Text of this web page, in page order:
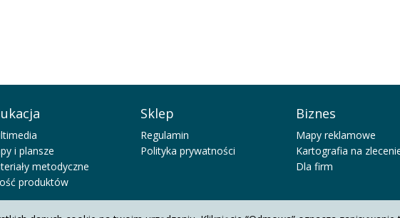
i plansze
metodyczne
produktów
Sklep
Regulamin
Polityka prywatności
Biznes
Mapy reklamowe
Kartografia na
Dla firm